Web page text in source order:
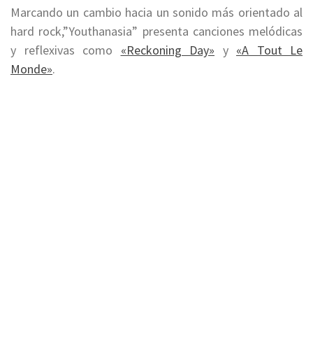
Marcando un cambio hacia un sonido más orientado al
hard rock,”Youthanasia” presenta canciones melódicas
y reflexivas como «Reckoning Day» y «A Tout Le
Monde».